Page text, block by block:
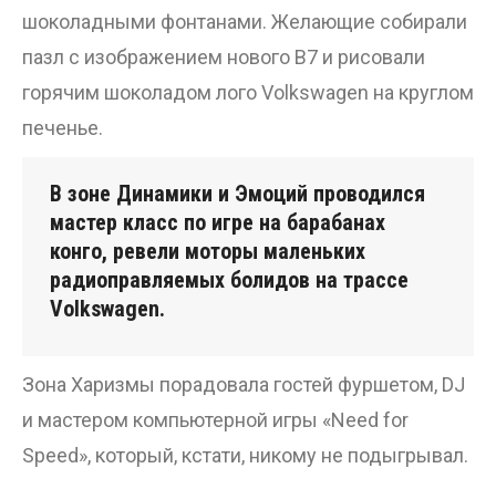
шоколадными фонтанами. Желающие собирали
пазл с изображением нового В7 и рисовали
горячим шоколадом лого Volkswagen на круглом
печенье.
В зоне Динамики и Эмоций проводился
мастер класс по игре на барабанах
конго, ревели моторы маленьких
радиоправляемых болидов на трассе
Volkswagen.
Зона Харизмы порадовала гостей фуршетом, DJ
и мастером компьютерной игры «Need for
Speed», который, кстати, никому не подыгрывал.